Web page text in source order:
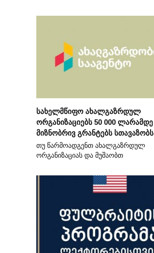
სახელმწიფო ახალგაზრდულ
ორგანიზაციებს 50 000 ლარამდე
მიზნობრივ გრანტებს სთავაზობს
თუ წარმოადგენთ ახალგაზრდულ
ორგანიზაციას და მუშაობთ